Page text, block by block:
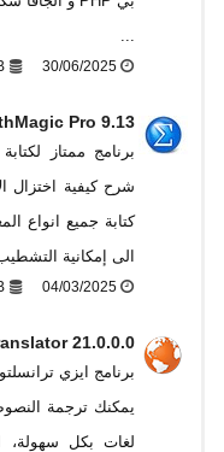
...
30/06/2025
Pro 9.13
برنامج ممتاز
شرح كيفية اختزال
كتابة جميع انواع
الى إمكانية
04/03/2025
21.0.0.0
برنامج ايزي
يمكنك ترجمة
لغات بكل